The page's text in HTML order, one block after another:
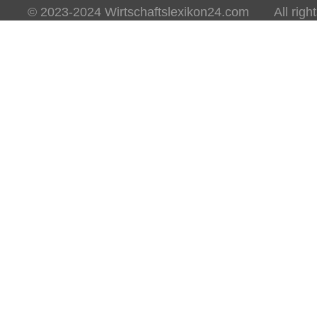
© 2023-2024 Wirtschaftslexikon24.com All